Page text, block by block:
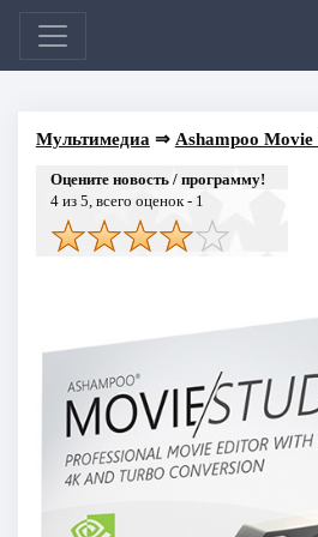
Мультимедиа ⇒ Ashampoo
Оцените новость / программу!
4из 5, всего оценок - 1